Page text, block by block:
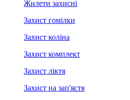
Жилети захисні
Захист гомілки
Захист коліна
Захист комплект
Захист ліктя
Захист на зап'ястя